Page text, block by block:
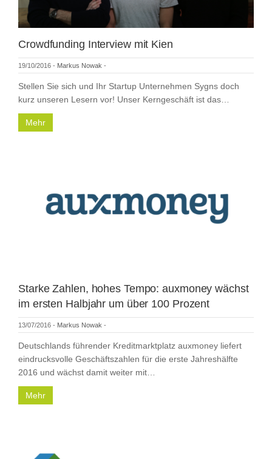
Crowdfunding Interview mit Kien
19/10/2016 - Markus Nowak -
Stellen Sie sich und Ihr Startup Unternehmen Sygns doch
kurz unseren Lesern vor! Unser Kerngeschäft ist das…
Mehr
Starke Zahlen, hohes Tempo: auxmoney wächst
im ersten Halbjahr um über 100 Prozent
13/07/2016 - Markus Nowak -
Deutschlands führender Kreditmarktplatz auxmoney liefert
eindrucksvolle Geschäftszahlen für die erste Jahreshälfte
2016 und wächst damit weiter mit…
Mehr